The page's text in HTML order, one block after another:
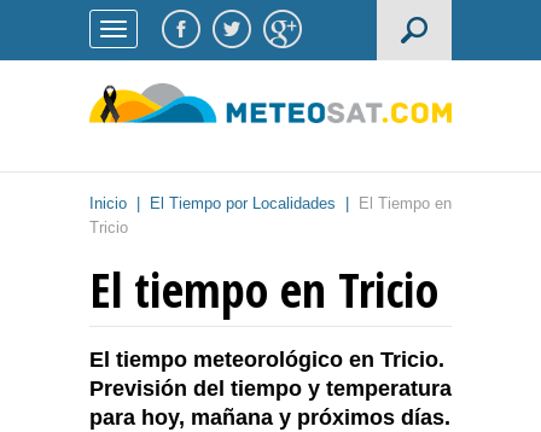
Inicio El Tiempo por Localidades
El Tiempo en
Tricio
El tiempo en Tricio
El tiempo meteorológico en Tricio.
Previsión del tiempo y temperatura
para hoy, mañana y próximos días.